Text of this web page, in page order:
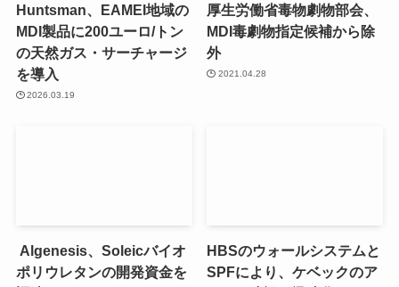
Huntsman、EAMEI地域の
MDI製品に200ユーロ/トン
の天然ガス・サーチャージ
を導入
2026.03.19
厚生労働省毒物劇物部会、
MDI毒劇物指定候補から除
外
2021.04.28
Algenesis、Soleicバイオ
ポリウレタンの開発資金を
HBSのウォールシステムと
SPFにより、ケベックのア